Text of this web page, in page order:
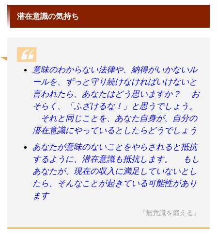
潜在意識の気持ち
意味のわからない法律や、納得がいかないル
ールを、ずっと守り続けなければいけないと
言われたら、あなたはどう思いますか？ お
そらく、「ふざけるな！」と思うでしょう。
それと同じことを、あなた自身が、自分の
潜在意識にやっているとしたらどうでしょう
あなたが意味のないことをやらされると抵抗
するように、潜在意識も抵抗します。 もし
あなたが、現在の収入に満足していないとし
たら、そんなことが起きている可能性があり
ます
『無意識を鍛える』